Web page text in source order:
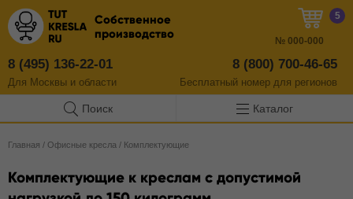
Собственное
производство
8 (495) 136-22-01
Для Москвы и области
8 (800) 700-46-65
Бесплатный номер для регионов
5
№ 000-000
Поиск Каталог
Главная / Офисные кресла / Комплектующие
Комплектующие к креслам с допустимой